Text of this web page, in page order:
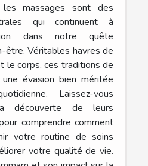
massages sont des
qui continuent à
dans notre quête
être. Véritables havres de
le corps, ces traditions de
évasion bien méritée
Laissez-vous
découverte de leurs
comprendre comment
votre routine de soins
votre qualité de vie.